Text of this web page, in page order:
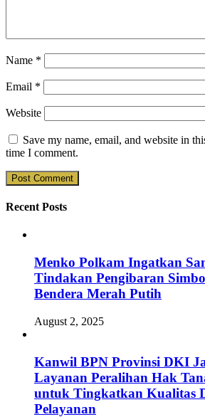
Name *
Email *
Website
Save my name, email, and website in
time I comment.
Recent Posts
Menko Polkam Ingatkan
Tindakan Pengibaran
Bendera Merah Putih
August 2, 2025
Kanwil BPN Provinsi DKI
Layanan Peralihan Hak
untuk Tingkatkan Kualitas
Pelayanan